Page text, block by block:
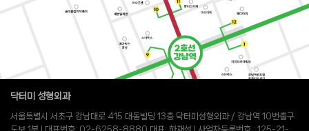
닥터미 성형외과
서울특별시 서초구 강남대로 415 대동빌딩 13층 닥터미성형외과 / 강남역 10번출구
도보 1분 l 대표번호: 02-6258-8880 대표: 하재성 l 사업자등록번호 : 125-21-